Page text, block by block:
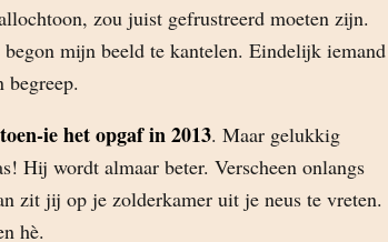
zou juist gefrustreerd moeten zijn.
mijn beeld te kantelen. Eindelijk iemand
begreep.
toen-ie het opgaf in 2013. Maar gelukkig
Hij wordt almaar beter. Verscheen onlangs
zit jij op je zolderkamer uit je neus te vreten.
hè.